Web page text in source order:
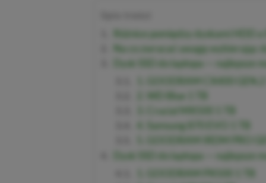
Na co zwracać uwagę wybierając
4. Samsung 870 EVO 1 TB